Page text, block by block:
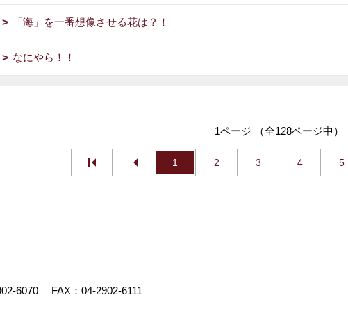
「海」を一番想像させる花は？！
なにやら！！
1ページ （全128ページ中）
1 2 3 4 5
6070
FAX：04-2902-6111